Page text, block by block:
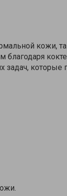
кожи,
задач, которые